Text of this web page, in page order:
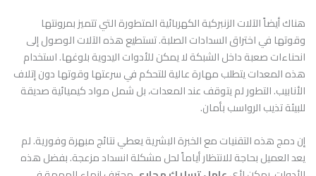
هناك أيضاً الآلات الزنبركية الكهربائية المتطورة التي تتميز بمرونتها
وقوتها في اختراق السدادات الصلبة. تستطيع هذه الآلات الوصول إلى
انحناءات صعبة داخل الشبكة لا يمكن للأدوات اليدوية بلوغها. استخدام
هذه المعدات يتطلب مهارة عالية للتحكم في سرعتها وقوتها دون إتلاف
الأنابيب. التطور لم يتوقف عند المعدات، بل شمل مواد كيميائية صديقة
للبيئة تذيب الرواسب بأمان.
إن دمج هذه التقنيات مع الخبرة البشرية يعطي نتائج مبهرة وفورية. لم
يعد العميل بحاجة للانتظار أياماً لحل مشكلة انسداد مزعجة. بفضل هذه